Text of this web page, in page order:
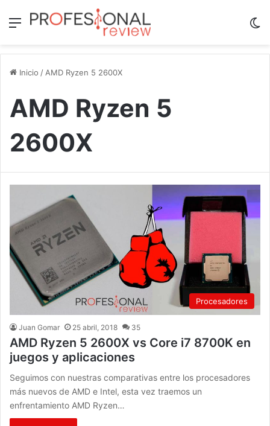
Menú
Inicio /AMD Ryzen 5 2600X
AMD Ryzen 5
2600X
Procesadores
Juan Gomar 25 abril, 2018 35
AMD Ryzen 5 2600X vs Core i7 8700K en
juegos y aplicaciones
Seguimos con nuestras comparativas entre los procesadores
más nuevos de AMD e Intel, esta vez traemos un
enfrentamiento AMD Ryzen…